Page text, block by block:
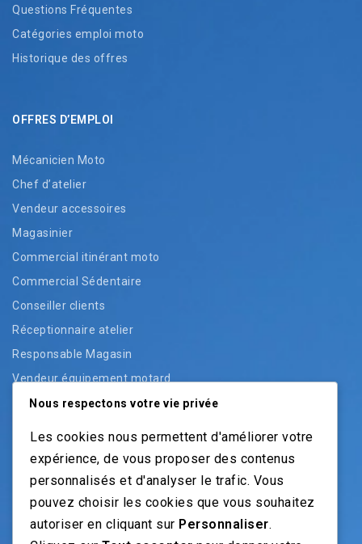
Questions Fréquentes
Catégories emploi moto
Historique des offres
OFFRES D’EMPLOI
Mécanicien Moto
Chef d’atelier
Vendeur accessoires
Magasinier
Commercial itinérant moto
Commercial Sédentaire
Conseiller clients
Réceptionnaire atelier
Responsable Magasin
Vendeur équipement motard
Vendeur pièces
Vendeur véhicules occasion
NOS GUIDES
Nous respectons votre vie privée
Les cookies nous permettent d'améliorer votre
expérience, de vous proposer des contenus
personnalisés et d'analyser le trafic. Vous
pouvez choisir les cookies que vous souhaitez
autoriser en cliquant sur Personnaliser.